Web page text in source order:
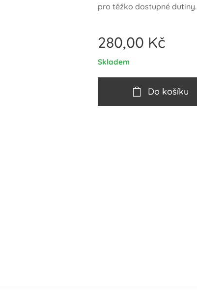
pro těžko dostupné dutiny.
280,00 Kč
Skladem
Do košíku